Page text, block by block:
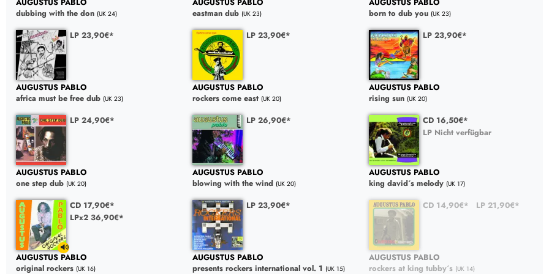
dubbing with the don (UK 24)
eastman dub (UK 23)
born to dub you (UK 23)
LP 23,90€*
AUGUSTUS PABLO
africa must be free dub (UK 23)
LP 23,90€*
AUGUSTUS PABLO
rockers come east (UK 20)
LP 23,90€*
AUGUSTUS PABLO
rising sun (UK 20)
LP 24,90€*
AUGUSTUS PABLO
one step dub (UK 20)
LP 26,90€*
AUGUSTUS PABLO
blowing with the wind (UK 20)
CD 16,50€*
LP Nicht verfügbar
AUGUSTUS PABLO
king david´s melody (UK 17)
CD 17,90€*
LPx2 36,90€*
AUGUSTUS PABLO
original rockers (UK 16)
LP 23,90€*
AUGUSTUS PABLO
presents rockers international vol. 1 (UK 15)
CD 14,90€* LP 21,90€*
AUGUSTUS PABLO
rockers at king tubby´s (UK 14)